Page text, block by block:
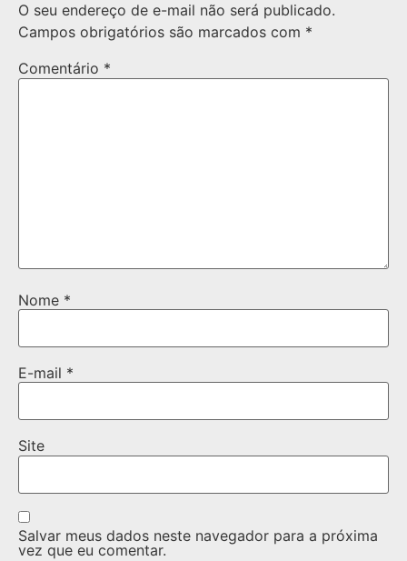
O seu endereço de e-mail não será publicado.
Campos obrigatórios são marcados com *
Comentário *
Nome *
E-mail *
Site
Salvar meus dados neste navegador para a próxima
vez que eu comentar.